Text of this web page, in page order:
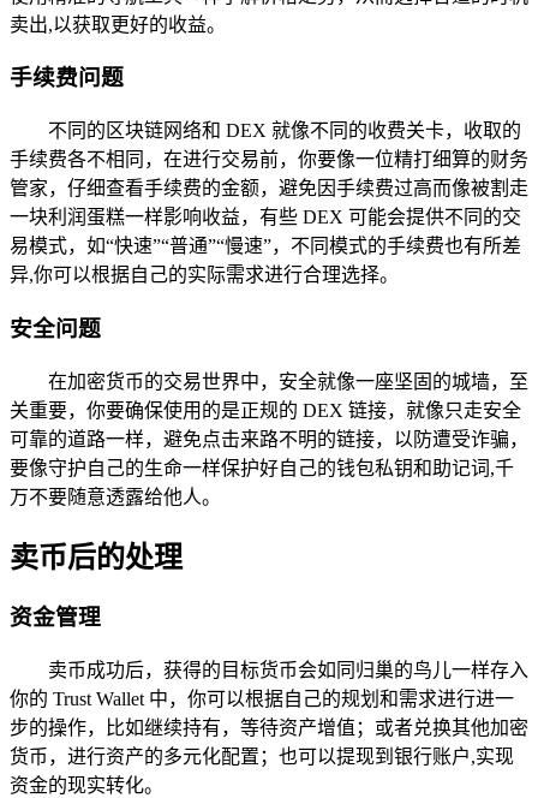
卖出,以获取更好的收益。
手续费问题
不同的区块链网络和 DEX 就像不同的收费关卡，收取的
手续费各不相同，在进行交易前，你要像一位精打细算的财务
管家，仔细查看手续费的金额，避免因手续费过高而像被割走
一块利润蛋糕一样影响收益，有些 DEX 可能会提供不同的交
易模式，如“快速”“普通”“慢速”，不同模式的手续费也有所差
异,你可以根据自己的实际需求进行合理选择。
安全问题
在加密货币的交易世界中，安全就像一座坚固的城墙，至
关重要，你要确保使用的是正规的 DEX 链接，就像只走安全
可靠的道路一样，避免点击来路不明的链接，以防遭受诈骗，
要像守护自己的生命一样保护好自己的钱包私钥和助记词,千
万不要随意透露给他人。
卖币后的处理
资金管理
卖币成功后，获得的目标货币会如同归巢的鸟儿一样存入
你的 Trust Wallet 中，你可以根据自己的规划和需求进行进一
步的操作，比如继续持有，等待资产增值；或者兑换其他加密
货币，进行资产的多元化配置；也可以提现到银行账户,实现
资金的现实转化。